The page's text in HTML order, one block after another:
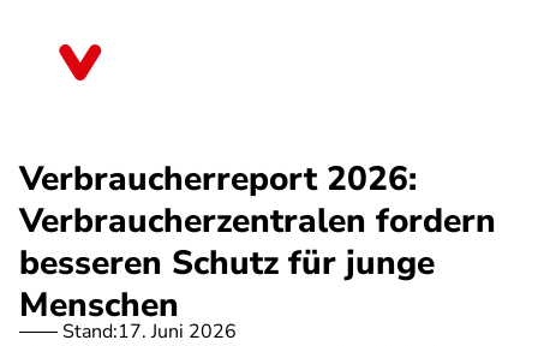
Verbraucherreport 2026:
Verbraucherzentralen fordern
besseren Schutz für junge
Menschen
Stand:17. Juni 2026